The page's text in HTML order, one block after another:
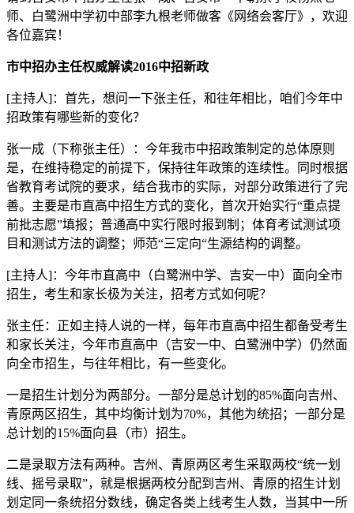
师、白鹭洲中学初中部李九根老师做客《网络会客厅》，欢迎
各位嘉宾！
市中招办主任权威解读2016中招新政
[主持人]：首先，想问一下张主任，和往年相比，咱们今年中
招政策有哪些新的变化？
张一成（下称张主任）：今年我市中招政策制定的总体原则
是，在维持稳定的前提下，保持往年政策的连续性。同时根据
省教育考试院的要求，结合我市的实际，对部分政策进行了完
善。主要是市直高中招生方式的变化，首次开始实行“重点提
前批志愿”填报；普通高中实行限时报到制；体育考试测试项
目和测试方法的调整；师范“三定向“生源结构的调整。
[主持人]：今年市直高中（白鹭洲中学、吉安一中）面向全市
招生，考生和家长极为关注，招考方式如何呢？
张主任：正如主持人说的一样，每年市直高中招生都备受考生
和家长关注，今年市直高中（吉安一中、白鹭洲中学）仍然面
向全市招生，与往年相比，有一些变化。
一是招生计划分为两部分。一部分是总计划的85%面向吉州、
青原两区招生，其中均衡计划为70%，其他为统招；一部分是
总计划的15%面向县（市）招生。
二是录取方法有两种。吉州、青原两区考生采取两校“统一划
线、摇号录取”，就是根据两校分配到吉州、青原的招生计划
划定同一条统招分数线，确定各类上线考生人数，当其中一所